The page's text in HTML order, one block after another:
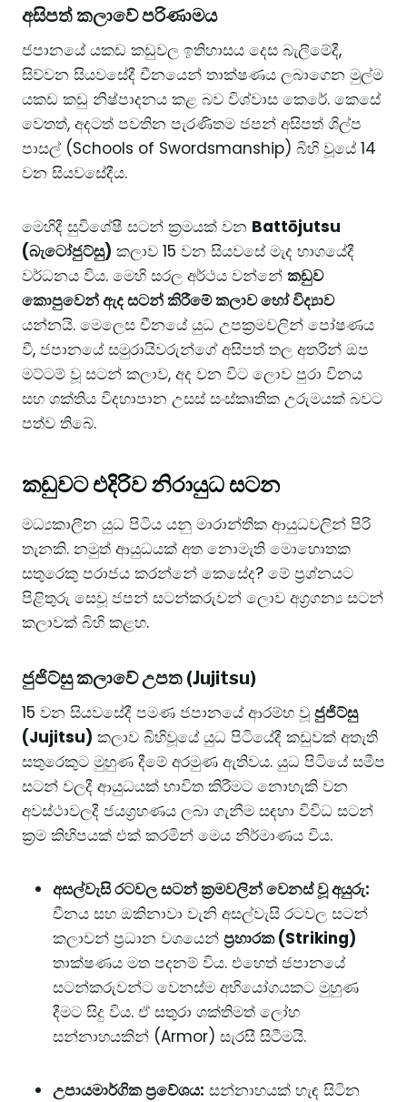
​අසිපත් කලාවේ පරිණාමය
​ජපානයේ යකඩ කඩුවල ඉතිහාසය දෙස බැලීමේදී,
සිව්වන සියවසේදී චීනයෙන් තාක්ෂණය ලබාගෙන මුල්ම
යකඩ කඩු නිෂ්පාදනය කළ බව විශ්වාස කෙරේ. කෙසේ
වෙතත්, අදටත් පවතින පැරණිතම ජපන් අසිපත් ශිල්ප
පාසල් (Schools of Swordsmanship) බිහි වූයේ 14
වන සියවසේදීය.
​මෙහිදී සුවිශේෂී සටන් ක්‍රමයක් වන Battōjutsu
(බැටෝජුට්සු) කලාව 15 වන සියවසේ මැද භාගයේදී
වර්ධනය විය. මෙහි සරල අර්ථය වන්නේ කඩුව
කොපුවෙන් ඇද සටන් කිරීමේ කලාව හෝ විද්‍යාව
යන්නයි. ​මෙලෙස චීනයේ යුධ උපක්‍රමවලින් පෝෂණය
වී, ජපානයේ සමුරායිවරුන්ගේ අසිපත් තල අතරින් ඔප
මට්ටම් වූ සටන් කලාව, අද වන විට ලොව පුරා විනය
සහ ශක්තිය විදහාපාන උසස් සංස්කෘතික උරුමයක් බවට
පත්ව තිබේ.
කඩුවට එදිරිව නිරායුධ සටන
​මධ්‍යකාලීන යුධ පිටිය යනු මාරාන්තික ආයුධවලින් පිරි
තැනකි. නමුත් ආයුධයක් අත නොමැති මොහොතක
සතුරෙකු පරාජය කරන්නේ කෙසේද? මේ ප්‍රශ්නයට
පිළිතුරු සෙවූ ජපන් සටන්කරුවන් ලොව අග්‍රගන්‍ය සටන්
කලාවක් බිහි කළහ.
​ජුජිට්සු කලාවේ උපත (Jujitsu)
​15 වන සියවසේදී පමණ ජපානයේ ආරම්භ වූ ජුජිට්සු
(Jujitsu) කලාව බිහිවූයේ යුධ පිටියේදී කඩුවක් අතැති
සතුරෙකුට මුහුණ දීමේ අරමුණ ඇතිවය. යුධ පිටියේ සමීප
සටන් වලදී ආයුධයක් භාවිත කිරීමට නොහැකි වන
අවස්ථාවලදී ජයග්‍රහණය ලබා ගැනීම සඳහා විවිධ සටන්
ක්‍රම කිහිපයක් එක් කරමින් මෙය නිර්මාණය විය.
අසල්වැසි රටවල සටන් ක්‍රමවලින් වෙනස් වූ අයුරු:
චීනය සහ ඔකිනාවා වැනි අසල්වැසි රටවල සටන්
කලාවන් ප්‍රධාන වශයෙන් ප්‍රහාරක (Striking)
තාක්ෂණය මත පදනම් විය. එහෙත් ජපානයේ
සටන්කරුවන්ට වෙනස්ම අභියෝගයකට මුහුණ
දීමට සිදු විය. ඒ සතුරා ශක්තිමත් ලෝහ
සන්නාහයකින් (Armor) සැරසී සිටීමයි.
උපායමාර්ගික ප්‍රවේශය: සන්නාහයක් හැඳ සිටින